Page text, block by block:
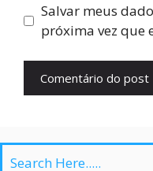
Salvar meus
próxima vez que